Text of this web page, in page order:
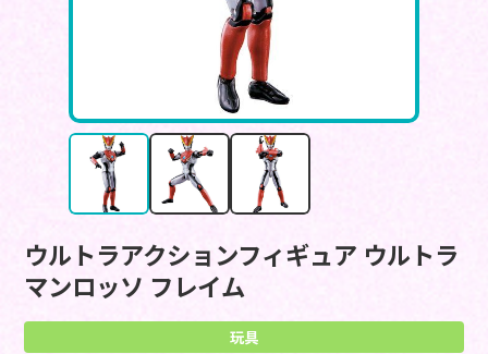
ウルトラアクションフィギュア ウルトラ
マンロッソ フレイム
玩具